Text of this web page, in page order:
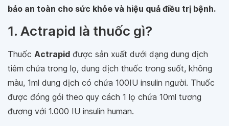
bảo an toàn cho sức khỏe và hiệu quả điều trị bệnh.
1. Actrapid là thuốc gì?
Thuốc Actrapid được sản xuất dưới dạng dung dịch
tiêm chứa trong lọ, dung dịch thuốc trong suốt, không
màu, 1ml dung dịch có chứa 100IU insulin người. Thuốc
được đóng gói theo quy cách 1 lọ chứa 10ml tương
đương với 1.000 IU insulin human.